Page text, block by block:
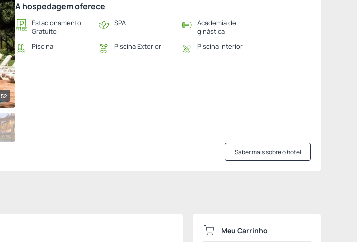
52
A hospedagem oferece
Estacionamento
Gratuito
SPA
Academia de
ginástica
Piscina
Piscina Exterior Piscina Interior
Saber mais sobre o hotel
Meu Carrinho